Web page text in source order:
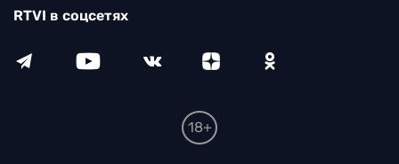
RTVI в соцсетях
18+